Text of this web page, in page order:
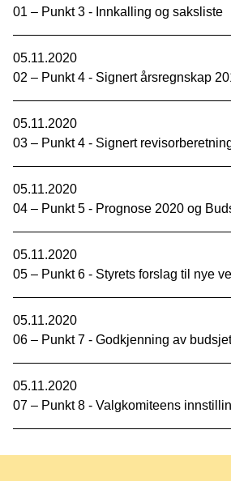
01 – Punkt 3 - Innkalling og saksliste
05.11.2020
02 – Punkt 4 - Signert årsregnskap
05.11.2020
03 – Punkt 4 - Signert
05.11.2020
04 – Punkt 5 - Prognose 2020 og
05.11.2020
05 – Punkt 6 - Styrets forslag til nye
05.11.2020
06 – Punkt 7 - Godkjenning av
05.11.2020
07 – Punkt 8 - Valgkomiteens